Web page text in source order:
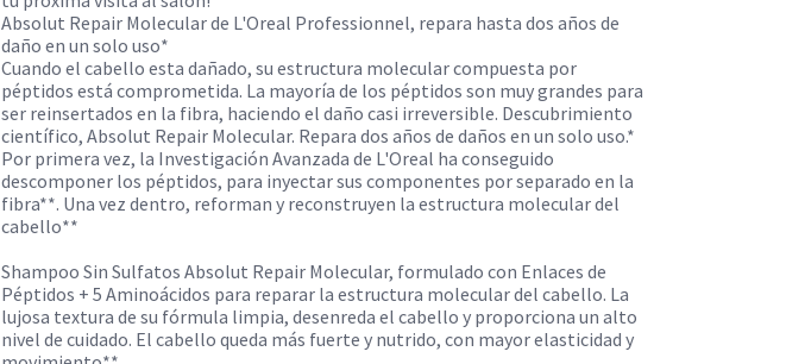
Absolut Repair Molecular de L'Oreal Professionnel, repara hasta dos años de
daño en un solo uso*
Cuando el cabello esta dañado, su estructura molecular compuesta por
péptidos está comprometida. La mayoría de los péptidos son muy grandes para
ser reinsertados en la fibra, haciendo el daño casi irreversible. Descubrimiento
científico, Absolut Repair Molecular. Repara dos años de daños en un solo uso.*
Por primera vez, la Investigación Avanzada de L'Oreal ha conseguido
descomponer los péptidos, para inyectar sus componentes por separado en la
fibra**. Una vez dentro, reforman y reconstruyen la estructura molecular del
cabello**
Shampoo Sin Sulfatos Absolut Repair Molecular, formulado con Enlaces de
Péptidos + 5 Aminoácidos para reparar la estructura molecular del cabello. La
lujosa textura de su fórmula limpia, desenreda el cabello y proporciona un alto
nivel de cuidado. El cabello queda más fuerte y nutrido, con mayor elasticidad y